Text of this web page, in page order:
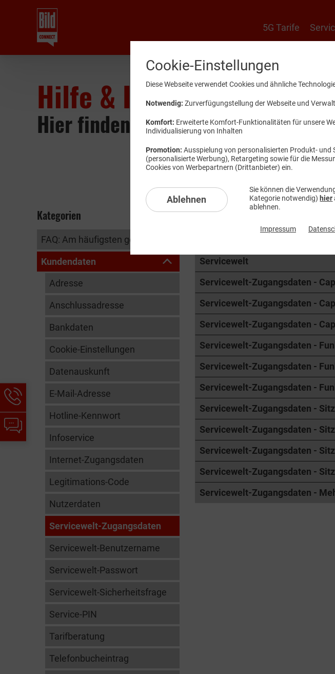
5G Tarife
Hilfe & Informationen
Hier finden Sie Wissenswertes
Kategorien
FAQ: Am häufigsten gesucht
Kundendaten
Adresse
Anschlussadresse
Bankdaten
Cookie-Einstellungen
Datenauskunft
E-Mail-Adresse
Hotline-Kennwort
Infoservice
Internet-Zugangsdaten
Legitimations-Code
Nutzerdaten
Servicewelt-Zugangsdaten
Servicewelt-Benutzername
Servicewelt-Passwort
Servicewelt-Sicherheitsfrage
Service-PIN
Tarifberatung
Telefonbucheintrag
Servicewelt-Zugangsdaten
Servicewelt
Servicewelt-Zugangsdaten -
Servicewelt-Zugangsdaten -
Servicewelt-Zugangsdaten -
Servicewelt-Zugangsdaten -
Servicewelt-Zugangsdaten -
Servicewelt-Zugangsdaten -
Servicewelt-Zugangsdaten -
Servicewelt-Zugangsdaten -
Servicewelt-Zugangsdaten -
Servicewelt-Zugangsdaten -
Servicewelt-Zugangsdaten -
Hotline-
Informationen
werden
angezeigt
Chat-
Informationen
Cookie-Einstellungen
Diese Webseite verwendet Cookies und ähnliche
Notwendig: Zurverfügungstellung der Webseite und
Komfort: Erweiterte Komfort-Funktionalitäten für unsere
Individualisierung von Inhalten
Promotion: Ausspielung von personalisierten Produkt- und
(personalisierte Werbung), Retargeting sowie für die
Cookies von Werbepartnern (Drittanbieter) ein.
Ablehnen
Sie können die
Kategorie notwendig) hier
ablehnen.
Impressum